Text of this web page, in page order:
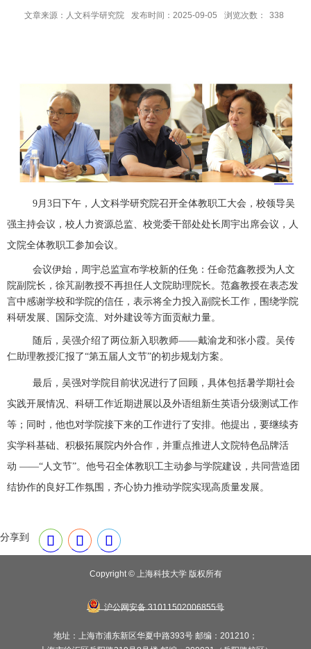
文章来源：人文科学研究院 发布时间：2025-09-05 浏览次数： 338
9月 3 日下午，人文科学研究院召开全体教职工大会，校领导吴
强主持会议， 校人力资源总监、校党委干部处处长周宇出席会议， 人
文院全体教职工参加会议。
会议伊始，周宇总监宣布学校新的任免：任命范鑫教授为人文
院副院长，徐芃副教授不再担任人文院助理院长。范鑫教授在表态发
言中感谢学校和学院的信任，表示将全力投入副院长工作，围绕学院
科研发展、国际交流、对外建设等方面贡献力量。
随后，吴强介绍了两位新入职教师——戴渝龙和张小霞。吴传
仁助理教授汇报了“第五届人文节”的初步规划方案。
最后，吴强对学院目前状况进行了回顾，具体包括暑学期社会
实践开展情况、科研工作近期进展以及外语组新生英语分级测试工作
等；同时，他也对学院接下来的工作进行了安排。他提出，要继续夯
实学科基础、积极拓展院内外合作，并重点推进人文院特色品牌活
动 ——“人文节”。他号召全体教职工主动参与学院建设，共同营造团
结协作的良好工作氛围，齐心协力推动学院实现高质量发展。
分享到
Copyright © 上海科技大学 版权所有
沪公网安备 31011502006855号
地址：上海市浦东新区华夏中路393号 邮编：201210；